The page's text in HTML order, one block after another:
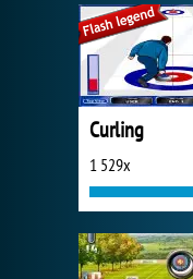
Curling
1 529x